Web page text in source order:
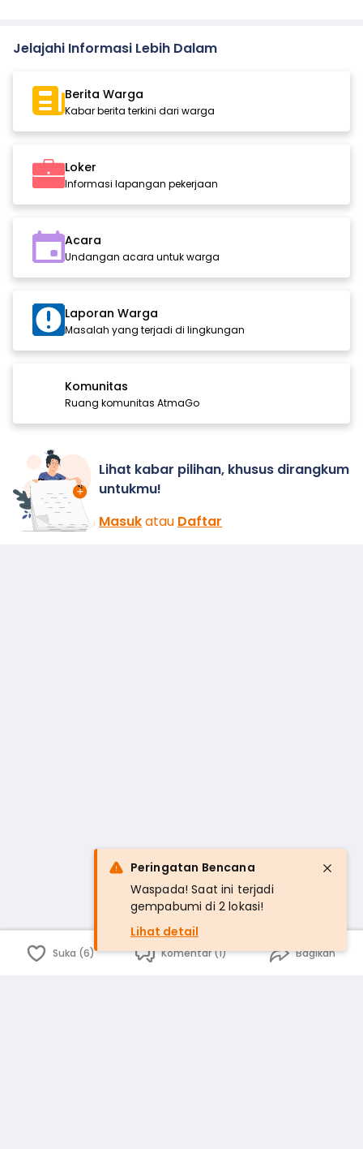
Jelajahi Informasi Lebih Dalam
Berita Warga
Kabar berita terkini dari warga
Loker
Informasi lapangan pekerjaan
Acara
Undangan acara untuk warga
Laporan Warga
Masalah yang terjadi di lingkungan
Komunitas
Ruang komunitas AtmaGo
Lihat kabar pilihan, khusus dirangkum
untukmu!
Masukatau Daftar
Suka (6) Komentar (1) Bagikan
Peringatan Bencana
Waspada! Saat ini terjadi
gempabumi di 2 lokasi!
Lihat detail